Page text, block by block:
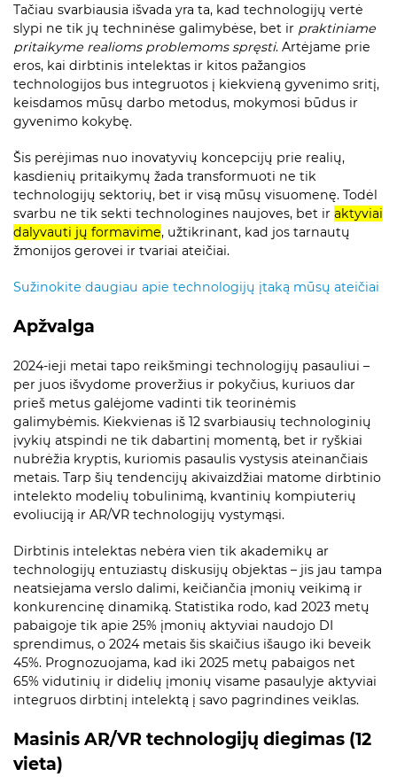
Tačiau svarbiausia išvada yra ta, kad technologijų vertė
slypi ne tik jų techninėse galimybėse, bet ir praktiniame
pritaikyme realioms problemoms spręsti. Artėjame prie
eros, kai dirbtinis intelektas ir kitos pažangios
technologijos bus integruotos į kiekvieną gyvenimo sritį,
keisdamos mūsų darbo metodus, mokymosi būdus ir
gyvenimo kokybę.
Šis perėjimas nuo inovatyvių koncepcijų prie realių,
kasdienių pritaikymų žada transformuoti ne tik
technologijų sektorių, bet ir visą mūsų visuomenę. Todėl
svarbu ne tik sekti technologines naujoves, bet ir aktyviai
dalyvauti jų formavime, užtikrinant, kad jos tarnautų
žmonijos gerovei ir tvariai ateičiai.
Sužinokite daugiau apie technologijų įtaką mūsų ateičiai
Apžvalga
2024-ieji metai tapo reikšmingi technologijų pasauliui –
per juos išvydome proveržius ir pokyčius, kuriuos dar
prieš metus galėjome vadinti tik teorinėmis
galimybėmis. Kiekvienas iš 12 svarbiausių technologinių
įvykių atspindi ne tik dabartinį momentą, bet ir ryškiai
nubrėžia kryptis, kuriomis pasaulis vystysis ateinančiais
metais. Tarp šių tendencijų akivaizdžiai matome dirbtinio
intelekto modelių tobulinimą, kvantinių kompiuterių
evoliuciją ir AR/VR technologijų vystymąsi.
Dirbtinis intelektas nebėra vien tik akademikų ar
technologijų entuziastų diskusijų objektas – jis jau tampa
neatsiejama verslo dalimi, keičiančia įmonių veikimą ir
konkurencinę dinamiką. Statistika rodo, kad 2023 metų
pabaigoje tik apie 25% įmonių aktyviai naudojo DI
sprendimus, o 2024 metais šis skaičius išaugo iki beveik
45%. Prognozuojama, kad iki 2025 metų pabaigos net
65% vidutinių ir didelių įmonių visame pasaulyje aktyviai
integruos dirbtinį intelektą į savo pagrindines veiklas.
Masinis AR/VR technologijų diegimas (12
vieta)